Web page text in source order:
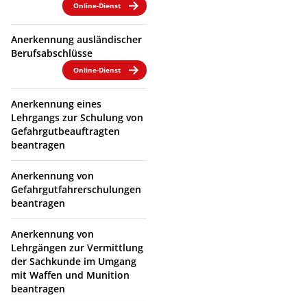
Online-Dienst
Anerkennung ausländischer
Berufsabschlüsse
Online-Dienst
Anerkennung eines
Lehrgangs zur Schulung von
Gefahrgutbeauftragten
beantragen
Anerkennung von
Gefahrgutfahrerschulungen
beantragen
Anerkennung von
Lehrgängen zur Vermittlung
der Sachkunde im Umgang
mit Waffen und Munition
beantragen